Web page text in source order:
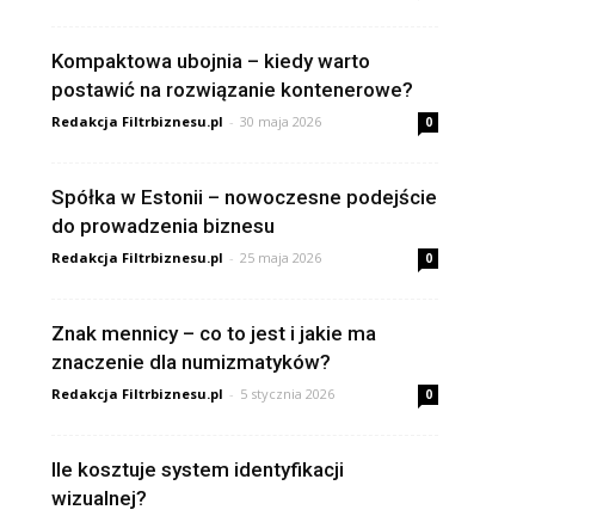
Kompaktowa ubojnia – kiedy warto
postawić na rozwiązanie kontenerowe?
Redakcja Filtrbiznesu.pl - 30 maja 2026 0
Spółka w Estonii – nowoczesne podejście
do prowadzenia biznesu
Redakcja Filtrbiznesu.pl - 25 maja 2026 0
Znak mennicy – co to jest i jakie ma
znaczenie dla numizmatyków?
Redakcja Filtrbiznesu.pl - 5 stycznia 2026 0
Ile kosztuje system identyfikacji
wizualnej?